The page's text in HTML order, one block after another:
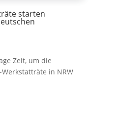
starten
Zeit, um die
in NRW